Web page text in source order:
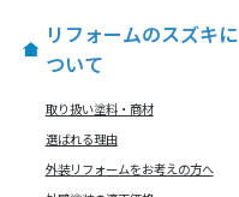
リフォームのスズキに
ついて
取り扱い塗料・商材
選ばれる理由
外装リフォームをお考えの方へ